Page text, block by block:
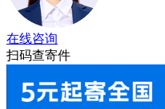
在线咨询
扫码查寄件